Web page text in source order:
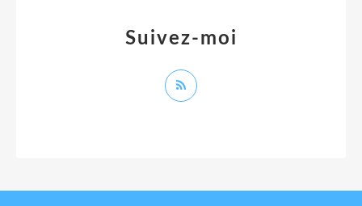
Suivez-moi